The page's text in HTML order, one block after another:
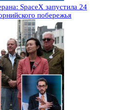
SpaceX запустила 24
побережья